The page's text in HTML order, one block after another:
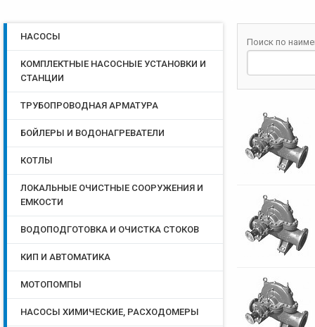
Поиск по
НАСОСЫ
КОМПЛЕКТНЫЕ НАСОСНЫЕ УСТАНОВКИ И
СТАНЦИИ
ТРУБОПРОВОДНАЯ АРМАТУРА
БОЙЛЕРЫ И ВОДОНАГРЕВАТЕЛИ
КОТЛЫ
ЛОКАЛЬНЫЕ ОЧИСТНЫЕ СООРУЖЕНИЯ И
ЕМКОСТИ
ВОДОПОДГОТОВКА И ОЧИСТКА СТОКОВ
КИП И АВТОМАТИКА
МОТОПОМПЫ
НАСОСЫ ХИМИЧЕСКИЕ, РАСХОДОМЕРЫ